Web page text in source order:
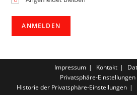
Impressum Kontakt
Privatsphäre-
Historie der Privatsphäre-Einstellungen